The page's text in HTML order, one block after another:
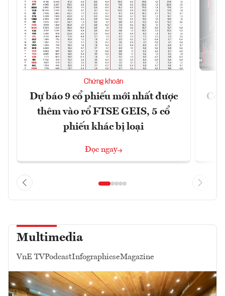
Chứng khoán
Dự báo 9 cổ phiếu mới nhất được
thêm vào rổ FTSE GEIS, 5 cổ
phiếu khác bị loại
Đọc ngay
Có
Multimedia
VnE TVPodcastInfographicseMagazine